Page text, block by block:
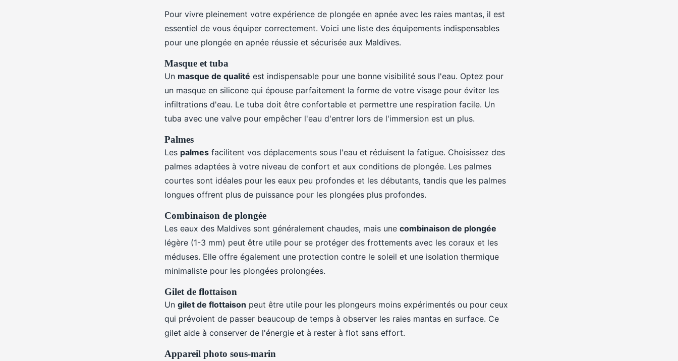
Pour vivre pleinement votre expérience de plongée en apnée avec les raies mantas, il est
essentiel de vous équiper correctement. Voici une liste des équipements indispensables
pour une plongée en apnée réussie et sécurisée aux Maldives.
Masque et tuba
Un masque de qualité est indispensable pour une bonne visibilité sous l'eau. Optez pour
un masque en silicone qui épouse parfaitement la forme de votre visage pour éviter les
infiltrations d'eau. Le tuba doit être confortable et permettre une respiration facile. Un
tuba avec une valve pour empêcher l'eau d'entrer lors de l'immersion est un plus.
Palmes
Les palmes facilitent vos déplacements sous l'eau et réduisent la fatigue. Choisissez des
palmes adaptées à votre niveau de confort et aux conditions de plongée. Les palmes
courtes sont idéales pour les eaux peu profondes et les débutants, tandis que les palmes
longues offrent plus de puissance pour les plongées plus profondes.
Combinaison de plongée
Les eaux des Maldives sont généralement chaudes, mais une combinaison de plongée
légère (1-3 mm) peut être utile pour se protéger des frottements avec les coraux et les
méduses. Elle offre également une protection contre le soleil et une isolation thermique
minimaliste pour les plongées prolongées.
Gilet de flottaison
Un gilet de flottaison peut être utile pour les plongeurs moins expérimentés ou pour ceux
qui prévoient de passer beaucoup de temps à observer les raies mantas en surface. Ce
gilet aide à conserver de l'énergie et à rester à flot sans effort.
Appareil photo sous-marin